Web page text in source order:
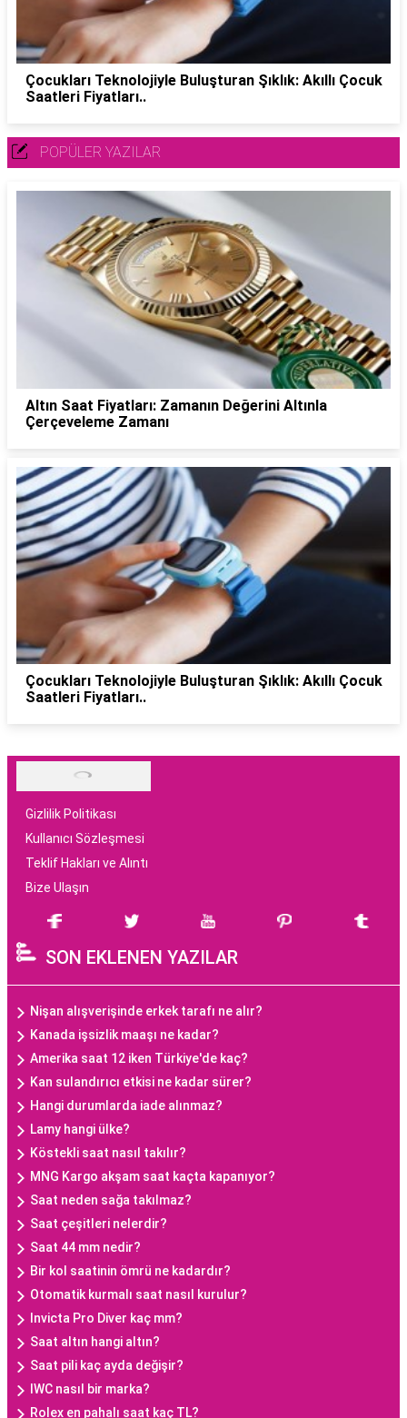
Çocukları Teknolojiyle Buluşturan Şıklık: Akıllı Çocuk
Saatleri Fiyatları..
POPÜLER YAZILAR
Altın Saat Fiyatları: Zamanın Değerini Altınla
Çerçeveleme Zamanı
Çocukları Teknolojiyle Buluşturan Şıklık: Akıllı Çocuk
Saatleri Fiyatları..
Gizlilik Politikası
Kullanıcı Sözleşmesi
Teklif Hakları ve Alıntı
Bize Ulaşın
SON EKLENEN YAZILAR
Nişan alışverişinde erkek tarafı ne alır?
Kanada işsizlik maaşı ne kadar?
Amerika saat 12 iken Türkiye'de kaç?
Kan sulandırıcı etkisi ne kadar sürer?
Hangi durumlarda iade alınmaz?
Lamy hangi ülke?
Köstekli saat nasıl takılır?
MNG Kargo akşam saat kaçta kapanıyor?
Saat neden sağa takılmaz?
Saat çeşitleri nelerdir?
Saat 44 mm nedir?
Bir kol saatinin ömrü ne kadardır?
Otomatik kurmalı saat nasıl kurulur?
Invicta Pro Diver kaç mm?
Saat altın hangi altın?
Saat pili kaç ayda değişir?
IWC nasıl bir marka?
Rolex en pahalı saat kaç TL?